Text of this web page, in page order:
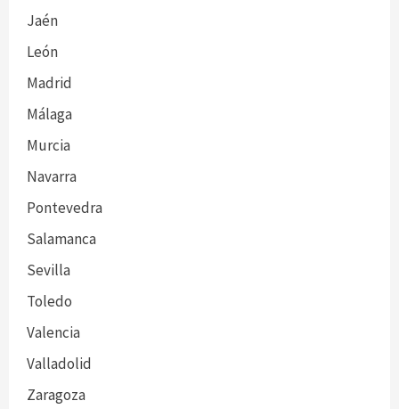
Jaén
León
Madrid
Málaga
Murcia
Navarra
Pontevedra
Salamanca
Sevilla
Toledo
Valencia
Valladolid
Zaragoza